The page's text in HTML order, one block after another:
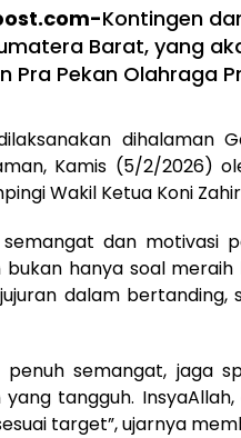
Kontingen
Barat, yang
Pra Pekan Olahraga
dihalaman
Kamis (5/2/2026)
Wakil Ketua Koni
dan motivasi
bukan hanya soal
dalam
penuh semangat, jaga
tangguh.
target”, ujarnya